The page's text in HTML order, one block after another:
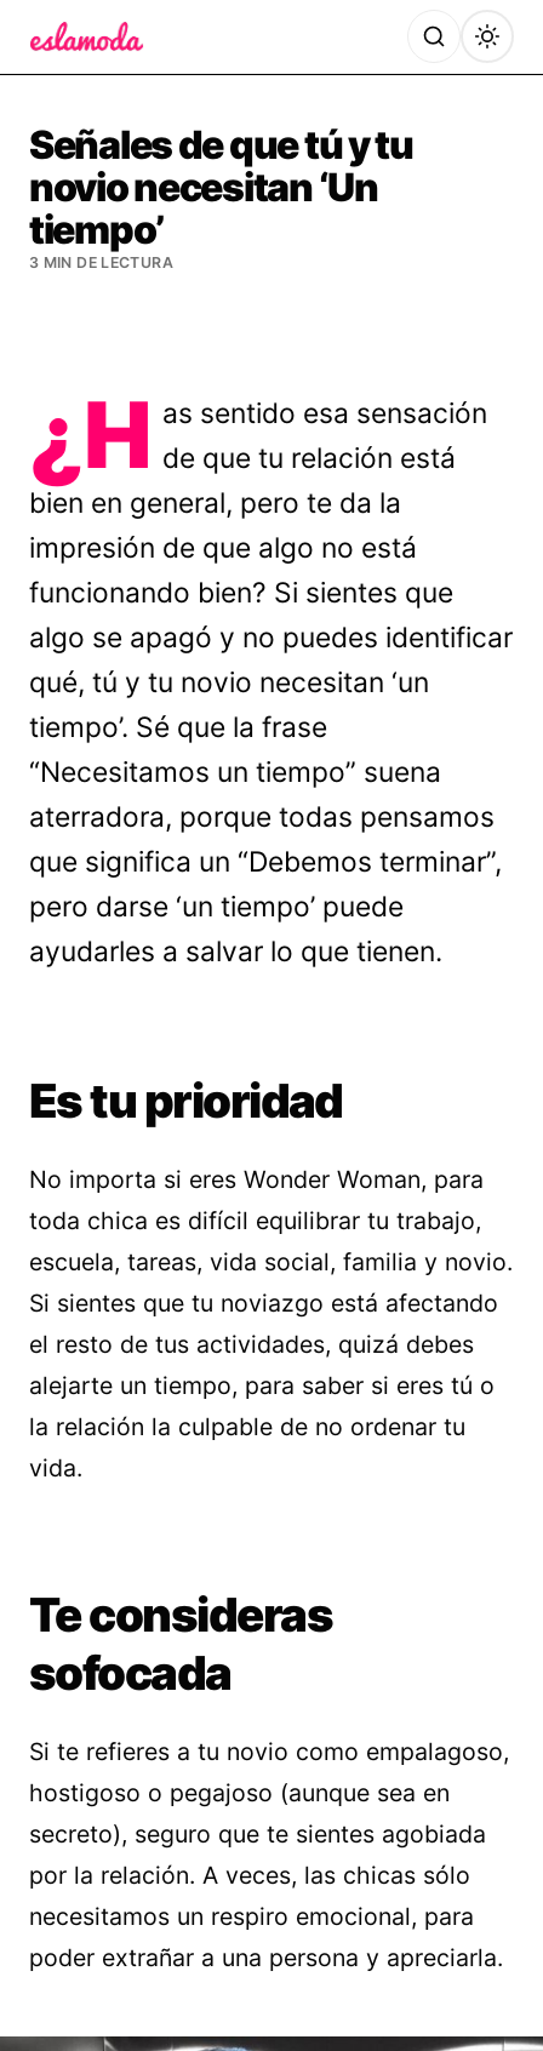
Señales de que tú y tu
novio necesitan ‘Un
tiempo’
3 MIN DE LECTURA
¿H as sentido esa sensación
de que tu relación está
bien en general, pero te da la
impresión de que algo no está
funcionando bien? Si sientes que
algo se apagó y no puedes identificar
qué, tú y tu novio necesitan ‘un
tiempo’. Sé que la frase
“Necesitamos un tiempo” suena
aterradora, porque todas pensamos
que significa un “Debemos terminar”,
pero darse ‘un tiempo’ puede
ayudarles a salvar lo que tienen.
Es tu prioridad
No importa si eres Wonder Woman, para
toda chica es difícil equilibrar tu trabajo,
escuela, tareas, vida social, familia y novio.
Si sientes que tu noviazgo está afectando
el resto de tus actividades, quizá debes
alejarte un tiempo, para saber si eres tú o
la relación la culpable de no ordenar tu
vida.
Te consideras
sofocada
Si te refieres a tu novio como empalagoso,
hostigoso o pegajoso (aunque sea en
secreto), seguro que te sientes agobiada
por la relación. A veces, las chicas sólo
necesitamos un respiro emocional, para
poder extrañar a una persona y apreciarla.